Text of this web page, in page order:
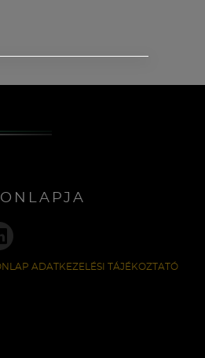
ADATKEZELÉSI TÁJÉKOZTATÓ